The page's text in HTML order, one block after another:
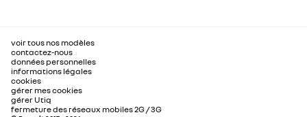
voir tous nos modèles
contactez-nous
données personnelles
informations légales
cookies
gérer mes cookies
gérer Utiq
fermeture des réseaux mobiles 2G / 3G